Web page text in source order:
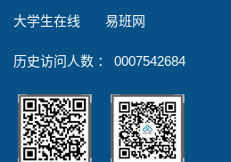
大学生在线 易班网
历史访问人数 ： 0007542684